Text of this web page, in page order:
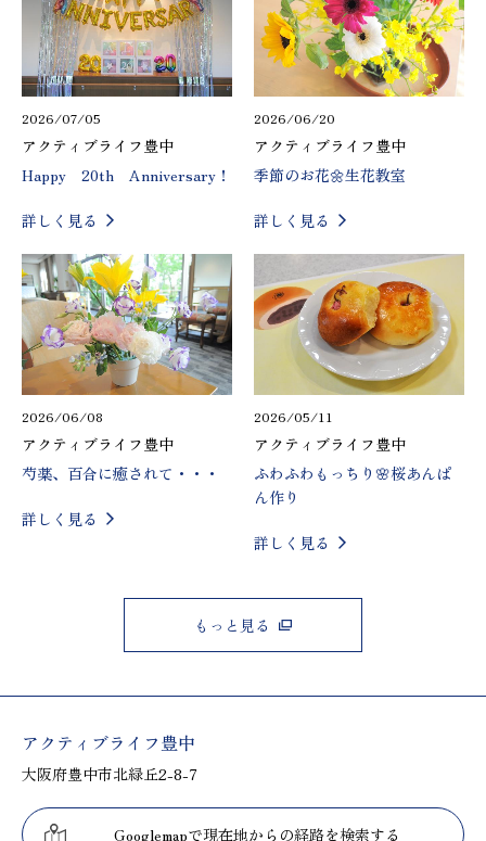
2026/07/05
アクティブライフ豊中
Happy 20th Anniversary！
詳しく見る
2026/06/20
アクティブライフ豊中
季節のお花🌼生花教室
詳しく見る
2026/06/08
アクティブライフ豊中
芍薬、百合に癒されて・・・
詳しく見る
2026/05/11
アクティブライフ豊中
ふわふわもっちり🌸桜あんぱ
ん作り
詳しく見る
もっと見る
アクティブライフ豊中
大阪府豊中市北緑丘2-8-7
Googlemapで現在地からの経路を検索する